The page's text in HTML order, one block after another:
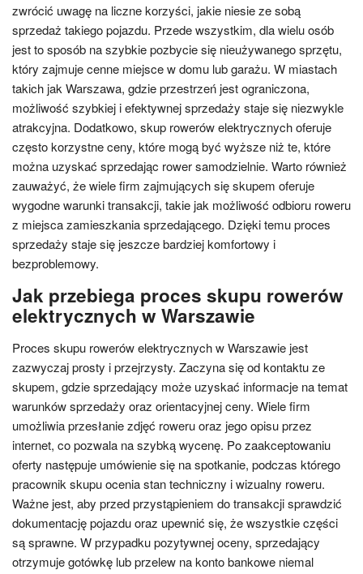
zwrócić uwagę na liczne korzyści, jakie niesie ze sobą
sprzedaż takiego pojazdu. Przede wszystkim, dla wielu osób
jest to sposób na szybkie pozbycie się nieużywanego sprzętu,
który zajmuje cenne miejsce w domu lub garażu. W miastach
takich jak Warszawa, gdzie przestrzeń jest ograniczona,
możliwość szybkiej i efektywnej sprzedaży staje się niezwykle
atrakcyjna. Dodatkowo, skup rowerów elektrycznych oferuje
często korzystne ceny, które mogą być wyższe niż te, które
można uzyskać sprzedając rower samodzielnie. Warto również
zauważyć, że wiele firm zajmujących się skupem oferuje
wygodne warunki transakcji, takie jak możliwość odbioru roweru
z miejsca zamieszkania sprzedającego. Dzięki temu proces
sprzedaży staje się jeszcze bardziej komfortowy i
bezproblemowy.
Jak przebiega proces skupu rowerów
elektrycznych w Warszawie
Proces skupu rowerów elektrycznych w Warszawie jest
zazwyczaj prosty i przejrzysty. Zaczyna się od kontaktu ze
skupem, gdzie sprzedający może uzyskać informacje na temat
warunków sprzedaży oraz orientacyjnej ceny. Wiele firm
umożliwia przesłanie zdjęć roweru oraz jego opisu przez
internet, co pozwala na szybką wycenę. Po zaakceptowaniu
oferty następuje umówienie się na spotkanie, podczas którego
pracownik skupu ocenia stan techniczny i wizualny roweru.
Ważne jest, aby przed przystąpieniem do transakcji sprawdzić
dokumentację pojazdu oraz upewnić się, że wszystkie części
są sprawne. W przypadku pozytywnej oceny, sprzedający
otrzymuje gotówkę lub przelew na konto bankowe niemal